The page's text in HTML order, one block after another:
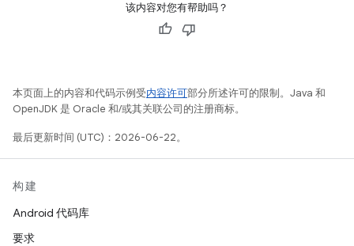
该内容对您有帮助吗？
本页面上的内容和代码示例受内容许可部分所述许可的限制。Java 和
OpenJDK 是 Oracle 和/或其关联公司的注册商标。
最后更新时间 (UTC)：2026-06-22。
构建
Android 代码库
要求